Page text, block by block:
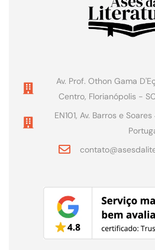
Av. Prof. Othon Gama
Centro, Florianópolis -
EN101, Av. Barros e